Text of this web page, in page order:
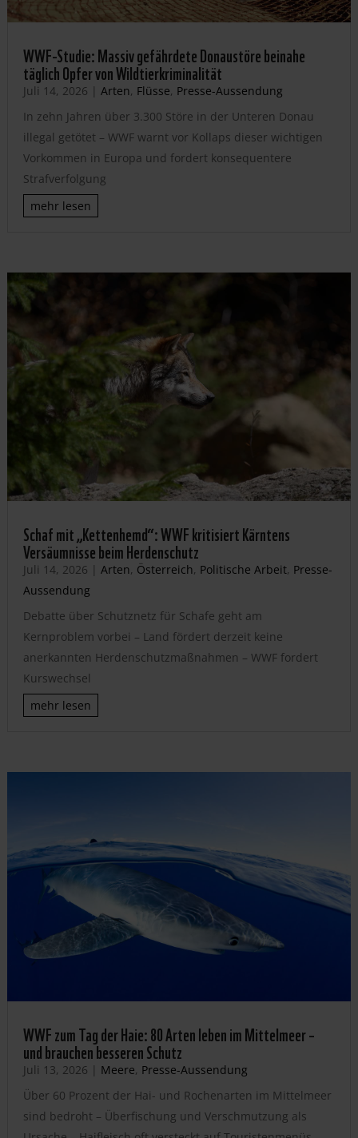
WWF-Studie: Massiv gefährdete Donaustöre beinahe
täglich Opfer von Wildtierkriminalität
Juli 14, 2026 | Arten, Flüsse, Presse-Aussendung
In zehn Jahren über 3.300 Störe in der Unteren Donau
illegal getötet – WWF warnt vor Kollaps dieser wichtigen
Vorkommen in Europa und fordert konsequentere
Strafverfolgung
mehr lesen
Schaf mit „Kettenhemd“: WWF kritisiert Kärntens
Versäumnisse beim Herdenschutz
Juli 14, 2026 | Arten, Österreich, Politische Arbeit, Presse-
Aussendung
Debatte über Schutznetz für Schafe geht am
Kernproblem vorbei – Land fördert derzeit keine
anerkannten Herdenschutzmaßnahmen – WWF fordert
Kurswechsel
mehr lesen
WWF zum Tag der Haie: 80 Arten leben im Mittelmeer –
und brauchen besseren Schutz
Juli 13, 2026 | Meere, Presse-Aussendung
Über 60 Prozent der Hai- und Rochenarten im Mittelmeer
sind bedroht – Überfischung und Verschmutzung als